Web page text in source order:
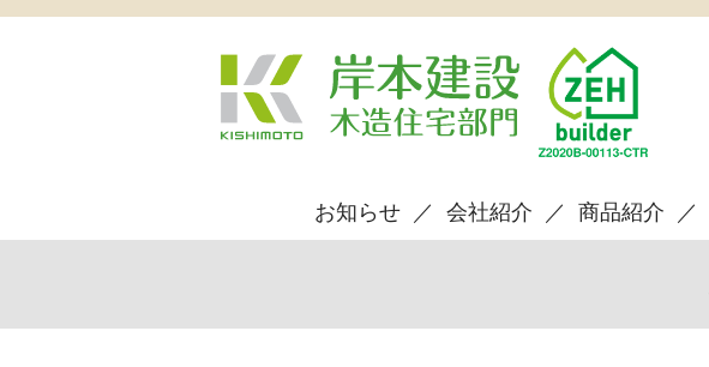
お知らせ 会社紹介 商品紹介